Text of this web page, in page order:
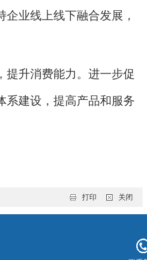
业线上线下融合发展，
提升消费能力。进一步促
系建设，提高产品和服务
关闭
打印